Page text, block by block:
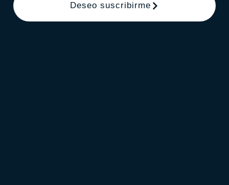
Deseo suscribirme